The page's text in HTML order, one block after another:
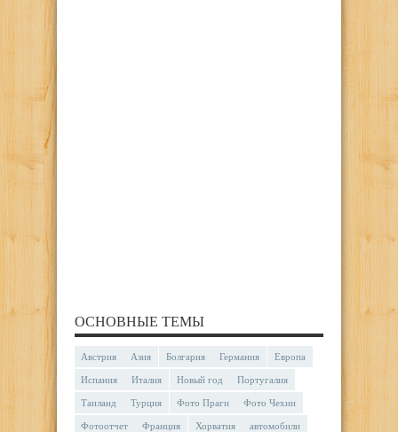
ОСНОВНЫЕ ТЕМЫ
Австрия Азия Болгария Германия Европа
Испания Италия Новый год Португалия
Таиланд Турция Фото Праги Фото Чехии
Фотоотчет Франция Хорватия автомобили